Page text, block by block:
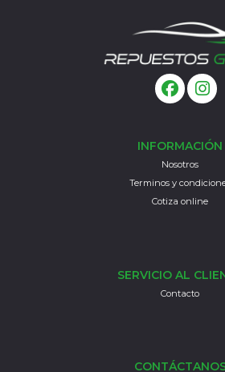
INFORMACIÓN
Nosotros
Terminos y
Cotiza online
SERVICIO AL
Contacto